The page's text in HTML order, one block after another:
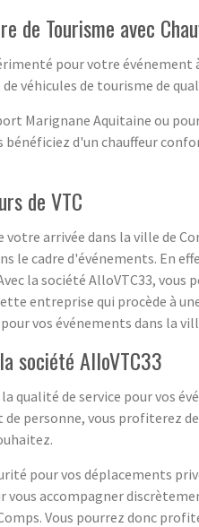
de Tourisme avec
pour votre
véhicules de tourisme de
Marignane Aquitaine ou
bénéficiez d'un chauffeur
de VTC
arrivée dans la ville de
le cadre d'événements. En
la société AlloVTC33, vous
entreprise qui procède à
vos événements dans la
société AlloVTC33
qualité de service pour vos
personne, vous profiterez
pour vos déplacements
vous accompagner
Vous pourrez donc